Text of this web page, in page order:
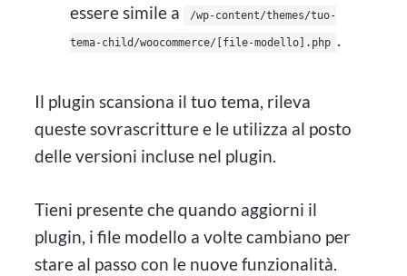
essere simile a
/wp-content/themes/tuo-
tema-child/woocommerce/[file-modello].php .
Il plugin scansiona il tuo tema, rileva
queste sovrascritture e le utilizza al posto
delle versioni incluse nel plugin.
Tieni presente che quando aggiorni il
plugin, i file modello a volte cambiano per
stare al passo con le nuove funzionalità.